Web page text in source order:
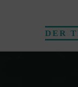
DER